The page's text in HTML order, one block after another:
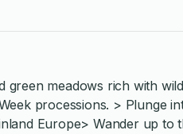
meadows rich with
processions. > Plunge
Europe> Wander up